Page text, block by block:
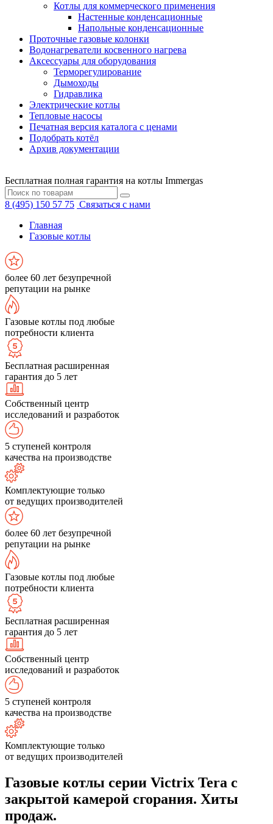
Котлы для коммерческого применения
Настенные конденсационные
Напольные конденсационные
Проточные газовые колонки
Водонагреватели косвенного нагрева
Аксессуары для оборудования
Терморегулирование
Дымоходы
Гидравлика
Электрические котлы
Тепловые насосы
Печатная версия каталога с ценами
Подобрать котёл
Архив документации
Бесплатная полная гарантия на котлы Immergas
8 (495) 150 57 75 Связаться с нами
Главная
Газовые котлы
более 60 лет безупречной
репутации на рынке
Газовые котлы под любые
потребности клиента
Бесплатная расширенная
гарантия до 5 лет
Собственный центр
исследований и разработок
5 ступеней контроля
качества на производстве
Комплектующие только
от ведущих производителей
более 60 лет безупречной
репутации на рынке
Газовые котлы под любые
потребности клиента
Бесплатная расширенная
гарантия до 5 лет
Собственный центр
исследований и разработок
5 ступеней контроля
качества на производстве
Комплектующие только
от ведущих производителей
Газовые котлы серии Victrix Tera с
закрытой камерой сгорания. Хиты
продаж.